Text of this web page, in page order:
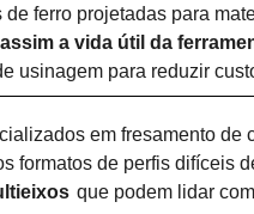
de ferro projetadas para
a vida útil da
usinagem para reduzir
em fresamento de
formatos de perfis difíceis
que podem lidar